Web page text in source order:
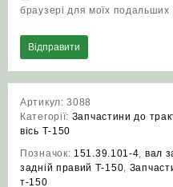
браузері для моїх подальших
Артикул:3088
Категорії: Запчастини до
вісь Т-150
Позначок: 151.39.101-4, вал
задній правий Т-150,
т-150